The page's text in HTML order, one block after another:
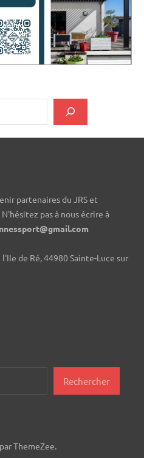
partenaires du JRS et
pas à nous écrire à
de Ré, 44980 Sainte-Luce sur
Rechercher
ThemeZee.